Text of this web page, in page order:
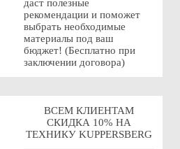
даст полезные
рекомендации и поможет
выбрать необходимые
материалы под ваш
бюджет! (Бесплатно при
заключении договора)
ВСЕМ КЛИЕНТАМ
СКИДКА 10% НА
ТЕХНИКУ KUPPERSBERG